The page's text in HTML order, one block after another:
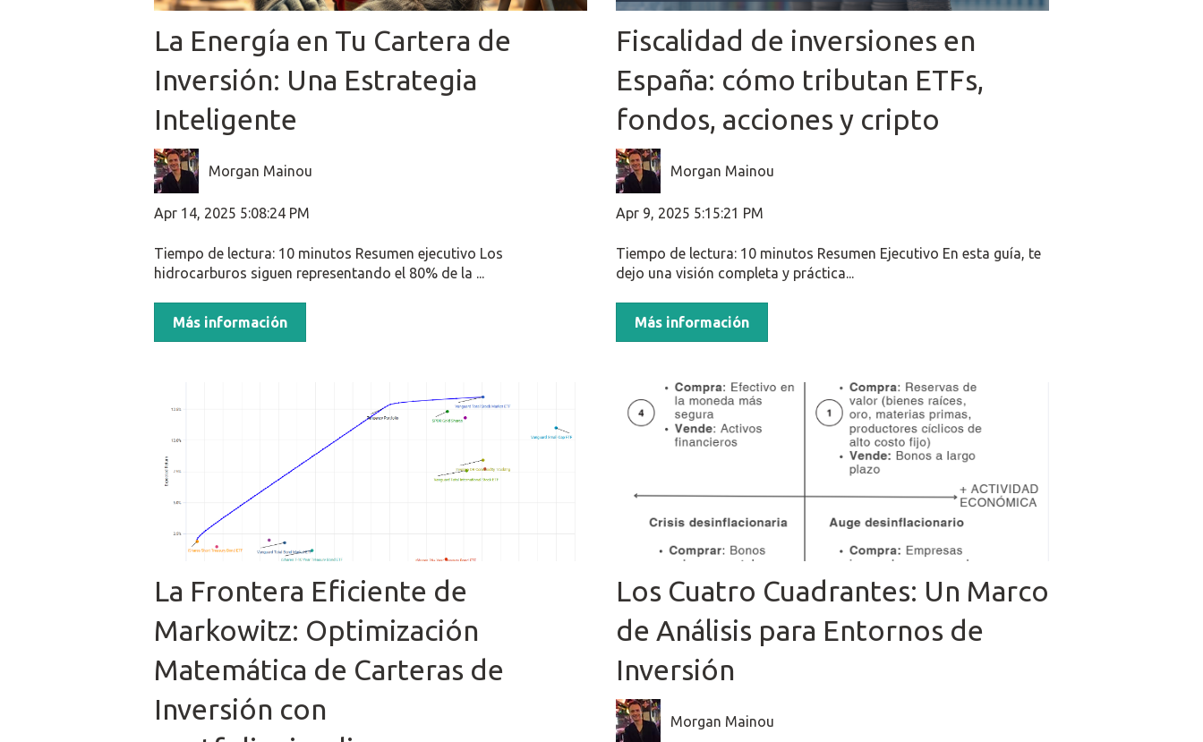
La Energía en Tu Cartera de
Inversión: Una Estrategia
Inteligente
Morgan Mainou
Apr 14, 2025 5:08:24 PM
Tiempo de lectura: 10 minutos Resumen ejecutivo Los
hidrocarburos siguen representando el 80% de la ...
Más información
Fiscalidad de inversiones en
España: cómo tributan ETFs,
fondos, acciones y cripto
Morgan Mainou
Apr 9, 2025 5:15:21 PM
Tiempo de lectura: 10 minutos Resumen Ejecutivo En esta guía, te
dejo una visión completa y práctica...
Más información
La Frontera Eficiente de
Markowitz: Optimización
Matemática de Carteras de
Inversión con
Los Cuatro Cuadrantes: Un Marco
de Análisis para Entornos de
Inversión
Morgan Mainou